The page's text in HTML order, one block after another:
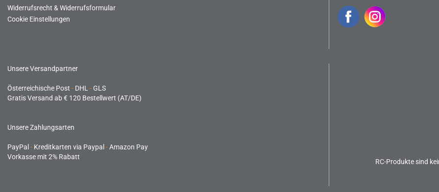
Widerrufsrecht & Widerrufsformular
Cookie Einstellungen
Unsere Versandpartner
Österreichische Post - DHL -GLS
Gratis Versand ab € 120 Bestellwert (AT/DE)
Unsere Zahlungsarten
PayPal - Kreditkarten via Paypal -Amazon Pay
Vorkasse mit 2% Rabatt
RC-Produkte sind